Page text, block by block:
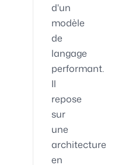
d'un
modèle
de
langage
performant.
Il
repose
sur
une
architecture
en